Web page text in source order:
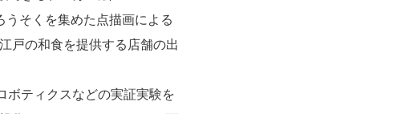
そくを集めた点描画による
戸の和食を提供する店舗の出
ティクスなどの実証実験を